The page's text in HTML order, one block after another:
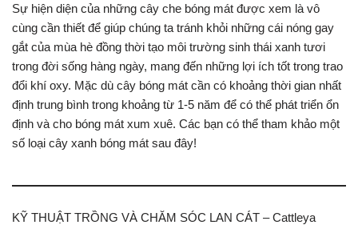
Sự hiện diện của những cây che bóng mát được xem là vô
cùng cần thiết để giúp chúng ta tránh khỏi những cái nóng gay
gắt của mùa hè đồng thời tạo môi trường sinh thái xanh tươi
trong đời sống hàng ngày, mang đến những lợi ích tốt trong trao
đổi khí oxy. Mặc dù cây bóng mát cần có khoảng thời gian nhất
định trung bình trong khoảng từ 1-5 năm để có thể phát triển ổn
định và cho bóng mát xum xuê. Các bạn có thể tham khảo một
số loại cây xanh bóng mát sau đây!
KỸ THUẬT TRỒNG VÀ CHĂM SÓC LAN CÁT – Cattleya